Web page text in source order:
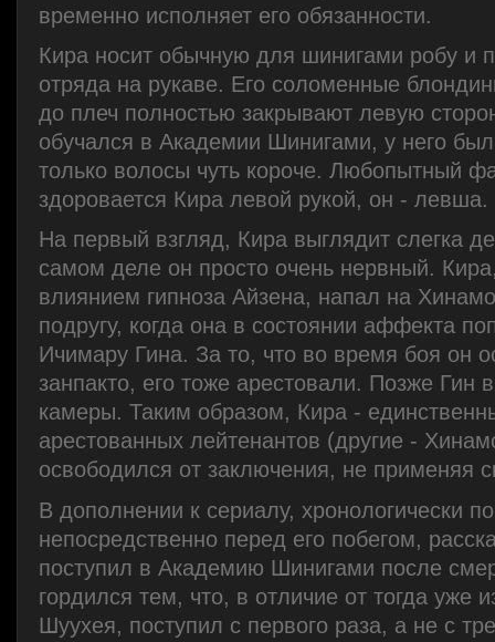
временно исполняет его обязанности.
Кира носит обычную для шинигами робу и
отряда на рукаве. Его соломенные
до плеч полностью закрывают левую
обучался в Академии Шинигами, у него
только волосы чуть короче. Любопытный
здоровается Кира левой рукой, он - левша.
На первый взгляд, Кира выглядит слегка
самом деле он просто очень нервный.
влиянием гипноза Айзена, напал на
подругу, когда она в состоянии аффекта
Ичимару Гина. За то, что во время боя он
занпакто, его тоже арестовали. Позже Гин
камеры. Таким образом, Кира -
арестованных лейтенантов (другие -
освободился от заключения, не применяя
В дополнении к сериалу, хронологически
непосредственно перед его побегом,
поступил в Академию Шинигами после
гордился тем, что, в отличие от тогда уже
Шуухея, поступил с первого раза, а не с